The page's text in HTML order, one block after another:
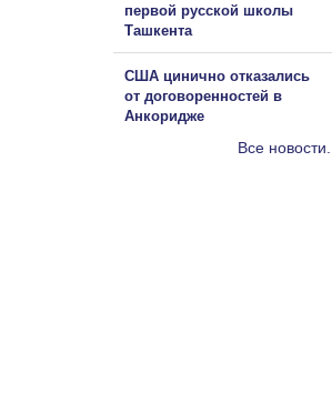
первой русской школы
Ташкента
США цинично отказались
от договоренностей в
Анкоридже
Все новости...